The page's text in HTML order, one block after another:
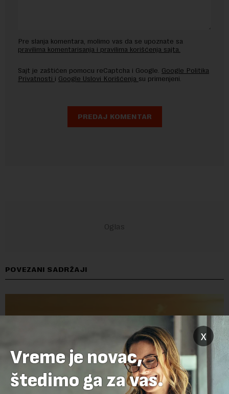
Pre slanja komentara, molimo vas da se upoznate sa
pravilima komentarisanja i pravilima korišćenja sajta.
Sajt je zaštićen pomocu reCaptcha i Google. Google Politika
Privatnosti i Google Uslovi Korišćenja su primenjeni.
POVEZANI SADRŽAJI
x
Vreme je novac,
štedimo ga za vas.